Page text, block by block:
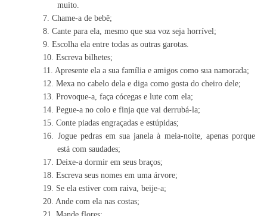
muito.
7. Chame-a de bebê;
8. Cante para ela, mesmo que sua voz seja horrível;
9. Escolha ela entre todas as outras garotas.
10. Escreva bilhetes;
11. Apresente ela a sua família e amigos como sua namorada;
12. Mexa no cabelo dela e diga como gosta do cheiro dele;
13. Provoque-a, faça cócegas e lute com ela;
14. Pegue-a no colo e finja que vai derrubá-la;
15. Conte piadas engraçadas e estúpidas;
16. Jogue pedras em sua janela à meia-noite, apenas porque
está com saudades;
17. Deixe-a dormir em seus braços;
18. Escreva seus nomes em uma árvore;
19. Se ela estiver com raiva, beije-a;
20. Ande com ela nas costas;